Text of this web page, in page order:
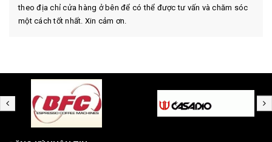
theo địa chỉ cửa hàng ở bên để có thể được tư vấn và chăm sóc
một cách tốt nhất. Xin cảm ơn.